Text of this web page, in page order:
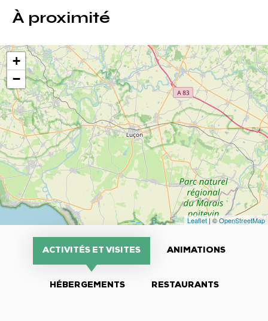
À proximité
+
−
Leaflet| ©OpenStreetMap
ACTIVITÉS ET VISITES ANIMATIONS
HÉBERGEMENTS RESTAURANTS